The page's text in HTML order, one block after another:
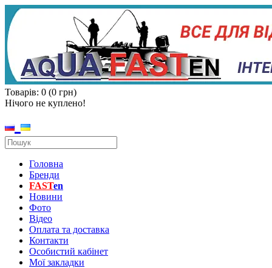
Товарів: 0 (0 грн)
Нічого не куплено!
Головна
Бренди
FASTen
Новини
Фото
Відео
Оплата та доставка
Контакти
Особистий кабінет
Мої закладки